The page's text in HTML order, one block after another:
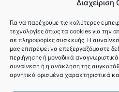
Διαχείριση
Για να παρέχουμε τις καλύτερες
τεχνολογίες όπως τα cookies για την
σε πληροφορίες συσκευής. Η
μας επιτρέψει να επεξεργαζόμαστε
περιήγησης ή μοναδικά
συναίνεση ή η ανάκληση της
αρνητικά ορισμένα χαρακτηριστικά